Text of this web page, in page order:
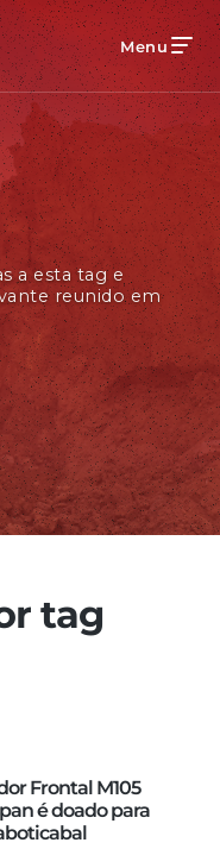
Menu
a esta tag e
reunido em
tag
Frontal M105
é doado para